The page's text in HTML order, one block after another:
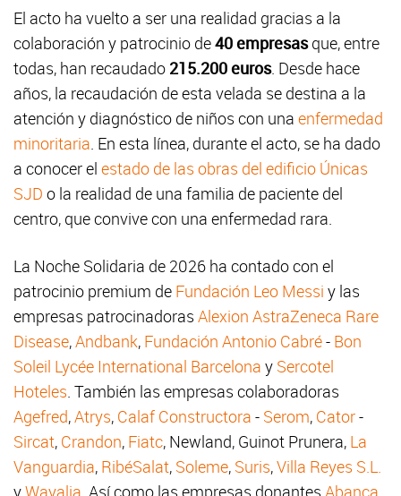
El acto ha vuelto a ser una realidad gracias a la
colaboración y patrocinio de40 empresasque, entre
todas, han recaudado 215.200 euros. Desde hace
años, la recaudación de esta velada se destina a la
atención y diagnóstico de niños con una enfermedad
minoritaria. En esta línea, durante el acto, se ha dado
a conocer el estado de las obras del edificio Únicas
SJD o la realidad de una familia de paciente del
centro, que convive con una enfermedad rara.
La Noche Solidaria de 2026 ha contado con el
patrocinio premium de Fundación Leo Messi y las
empresas patrocinadoras Alexion AstraZeneca Rare
Disease,Andbank, Fundación Antonio Cabré- Bon
Soleil Lycée International Barcelona y Sercotel
Hoteles. También las empresas colaboradoras
Agefred,Atrys, Calaf Constructora - Serom, Cator-
Sircat, Crandon, Fiatc, Newland, Guinot Prunera, La
Vanguardia, RibéSalat, Soleme, Suris,Villa Reyes S.L.